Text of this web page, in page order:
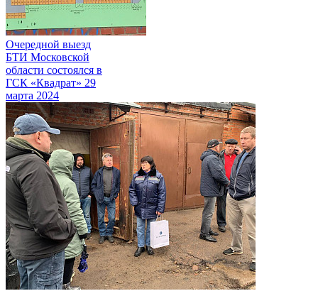
Очередной выезд
БТИ Московской
области состоялся в
ГСК «Квадрат» 29
марта 2024